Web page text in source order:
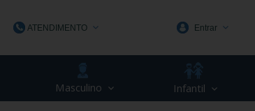
ATENDIMENTO
(48) 3623-1991
Entrar
Masculino Infantil